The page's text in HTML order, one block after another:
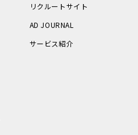
リクルートサイト
AD JOURNAL
サービス紹介